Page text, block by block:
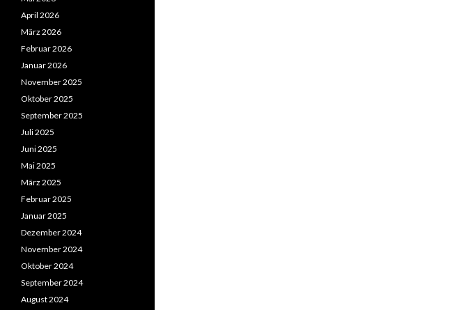
April 2026
März 2026
Februar 2026
Januar 2026
November 2025
Oktober 2025
September 2025
Juli 2025
Juni 2025
Mai 2025
März 2025
Februar 2025
Januar 2025
Dezember 2024
November 2024
Oktober 2024
September 2024
August 2024